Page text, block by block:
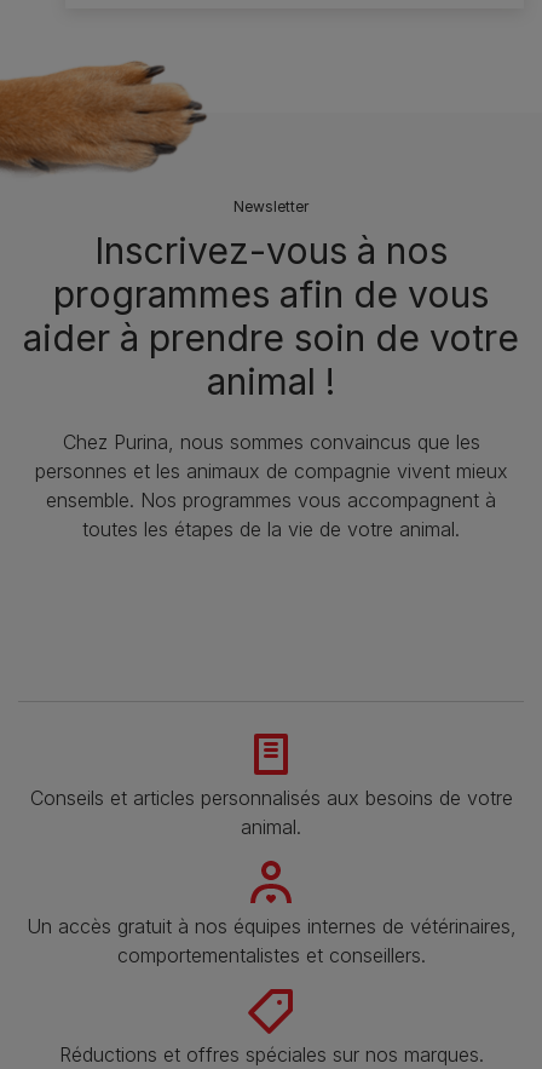
Newsletter
Inscrivez-vous à nos
programmes afin de vous
aider à prendre soin de votre
animal !
Chez Purina, nous sommes convaincus que les
personnes et les animaux de compagnie vivent mieux
ensemble. Nos programmes vous accompagnent à
toutes les étapes de la vie de votre animal.​
Conseils et articles personnalisés aux besoins de votre
animal​.
Un accès gratuit à nos équipes internes de vétérinaires,
comportementalistes et conseillers.
Réductions et offres spéciales sur nos marques​.